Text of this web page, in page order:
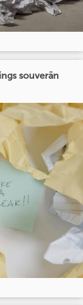
souverän